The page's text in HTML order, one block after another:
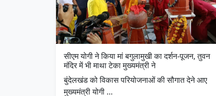
सीएम योगी ने किया मां बगुलामुखी का दर्शन-पूजन, तुवन
मंदिर में भी माथा टेका मुख्यमंत्री ने
बुंदेलखंड को विकास परियोजनाओं की सौगात देने आए
मुख्यमंत्री योगी …